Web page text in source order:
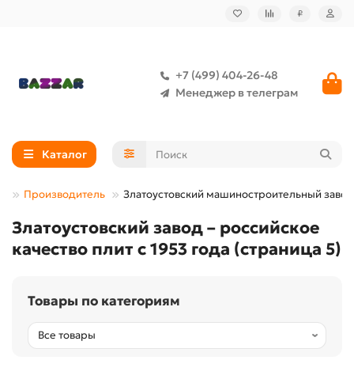
₽
+7 (499) 404-26-48
Менеджер в телеграм
Каталог
Производитель Златоустовский машиностроительный завод
Златоустовский завод – российское
качество плит с 1953 года (страница 5)
Товары по категориям